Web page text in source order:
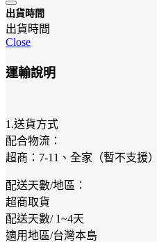
出貨時間
出貨時間
Close
運輸說明
1.送貨方式
配合物流：
超商：7-11、全家（暫不支援）
配送天數/地區：
超商取貨
配送天數/ 1~4天
適用地區/台灣本島